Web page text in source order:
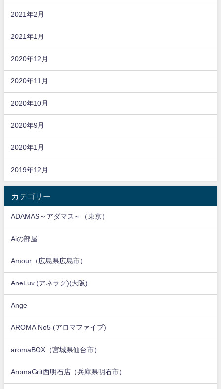
2021年2月
2021年1月
2020年12月
2020年11月
2020年10月
2020年9月
2020年1月
2019年12月
カテゴリー
ADAMAS～アダマス～（東京）
Aiの部屋
Amour（広島県広島市）
AneLux (アネラグ)(大阪)
Ange
AROMA No5 (アロマファイブ)
aromaBOX（宮城県仙台市）
AromaGrit西明石店（兵庫県明石市）